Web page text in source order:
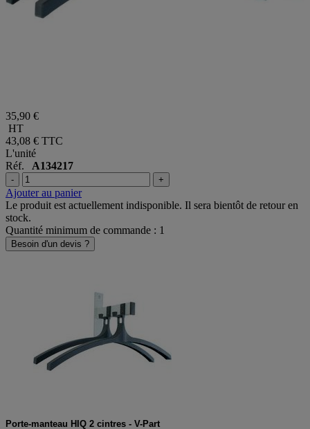
35,90 €
HT
43,08 € TTC
L'unité
Réf. A134217
- +
Ajouter au panier
Le produit est actuellement indisponible. Il sera bientôt de retour en
stock.
Quantité minimum de commande : 1
Besoin d'un devis ?
Porte-manteau HIQ 2 cintres - V-Part